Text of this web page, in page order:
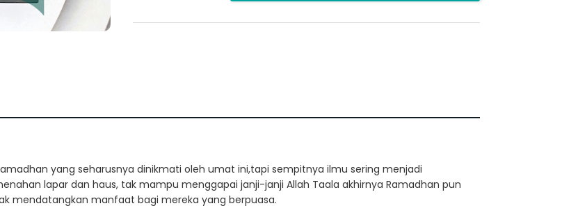
yang seharusnya dinikmati oleh umat ini,tapi sempitnya ilmu sering menjadi
lapar dan haus, tak mampu menggapai janji-janji Allah Taala akhirnya Ramadhan pun
mendatangkan manfaat bagi mereka yang berpuasa.